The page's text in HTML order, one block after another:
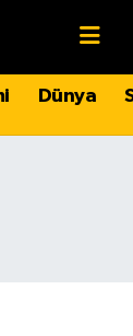
Dünya